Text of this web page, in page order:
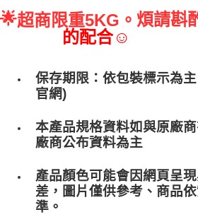
🌟超商限重5KG。 煩請斟
的配合☺
保存期限：依包裝標示為
官網)
本產品規格資料如與原廠
廠商公布資料為主
產品顏色可能會因網頁呈
差，圖片僅供參考、商品
準。